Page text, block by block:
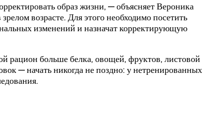
образ жизни, — объясняет Вероника
возрасте. Для этого необходимо посетить
изменений и назначат корректирующую
рацион больше белка, овощей, фруктов, листовой
— начать никогда не поздно: у нетренированных